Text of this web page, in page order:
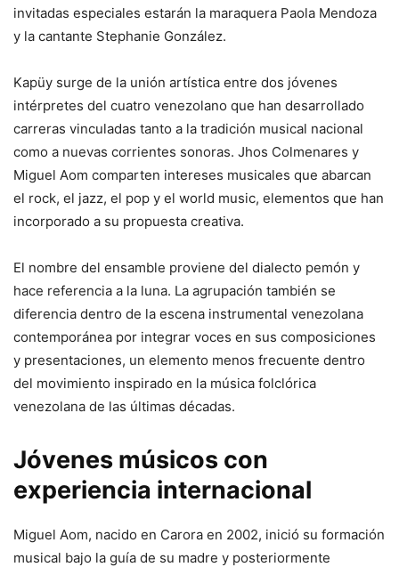
invitadas especiales estarán la maraquera Paola Mendoza
y la cantante Stephanie González.
Kapüy surge de la unión artística entre dos jóvenes
intérpretes del cuatro venezolano que han desarrollado
carreras vinculadas tanto a la tradición musical nacional
como a nuevas corrientes sonoras. Jhos Colmenares y
Miguel Aom comparten intereses musicales que abarcan
el rock, el jazz, el pop y el world music, elementos que han
incorporado a su propuesta creativa.
El nombre del ensamble proviene del dialecto pemón y
hace referencia a la luna. La agrupación también se
diferencia dentro de la escena instrumental venezolana
contemporánea por integrar voces en sus composiciones
y presentaciones, un elemento menos frecuente dentro
del movimiento inspirado en la música folclórica
venezolana de las últimas décadas.
Jóvenes músicos con
experiencia internacional
Miguel Aom, nacido en Carora en 2002, inició su formación
musical bajo la guía de su madre y posteriormente